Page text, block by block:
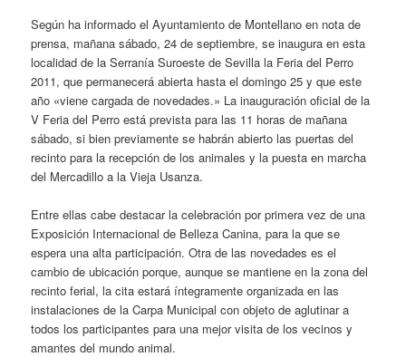
Según ha informado el Ayuntamiento de Montellano en nota de
prensa, mañana sábado, 24 de septiembre, se inaugura en esta
localidad de la Serranía Suroeste de Sevilla la Feria del Perro
2011, que permanecerá abierta hasta el domingo 25 y que este
año «viene cargada de novedades.» La inauguración oficial de la
V Feria del Perro está prevista para las 11 horas de mañana
sábado, si bien previamente se habrán abierto las puertas del
recinto para la recepción de los animales y la puesta en marcha
del Mercadillo a la Vieja Usanza.
Entre ellas cabe destacar la celebración por primera vez de una
Exposición Internacional de Belleza Canina, para la que se
espera una alta participación.Otra de las novedades es el
cambio de ubicación porque, aunque se mantiene en la zona del
recinto ferial, la cita estará íntegramente organizada en las
instalaciones de la Carpa Municipal con objeto de aglutinar a
todos los participantes para una mejor visita de los vecinos y
amantes del mundo animal.